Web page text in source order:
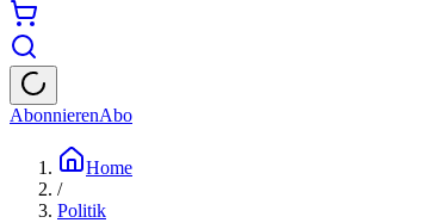
AbonnierenAbo
Home
/
Politik